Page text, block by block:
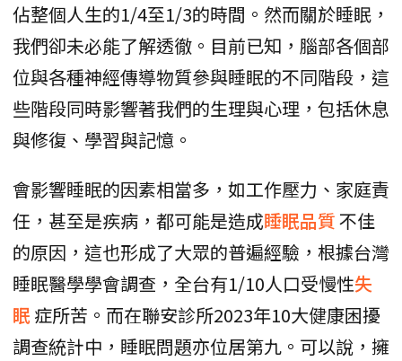
佔整個人生的1/4至1/3的時間。然而關於睡眠，
我們卻未必能了解透徹。目前已知，腦部各個部
位與各種神經傳導物質參與睡眠的不同階段，這
些階段同時影響著我們的生理與心理，包括休息
與修復、學習與記憶。
會影響睡眠的因素相當多，如工作壓力、家庭責
任，甚至是疾病，都可能是造成睡眠品質不佳
的原因，這也形成了大眾的普遍經驗，根據台灣
睡眠醫學學會調查，全台有1/10人口受慢性失
眠症所苦。而在聯安診所2023年10大健康困擾
調查統計中，睡眠問題亦位居第九。可以說，擁